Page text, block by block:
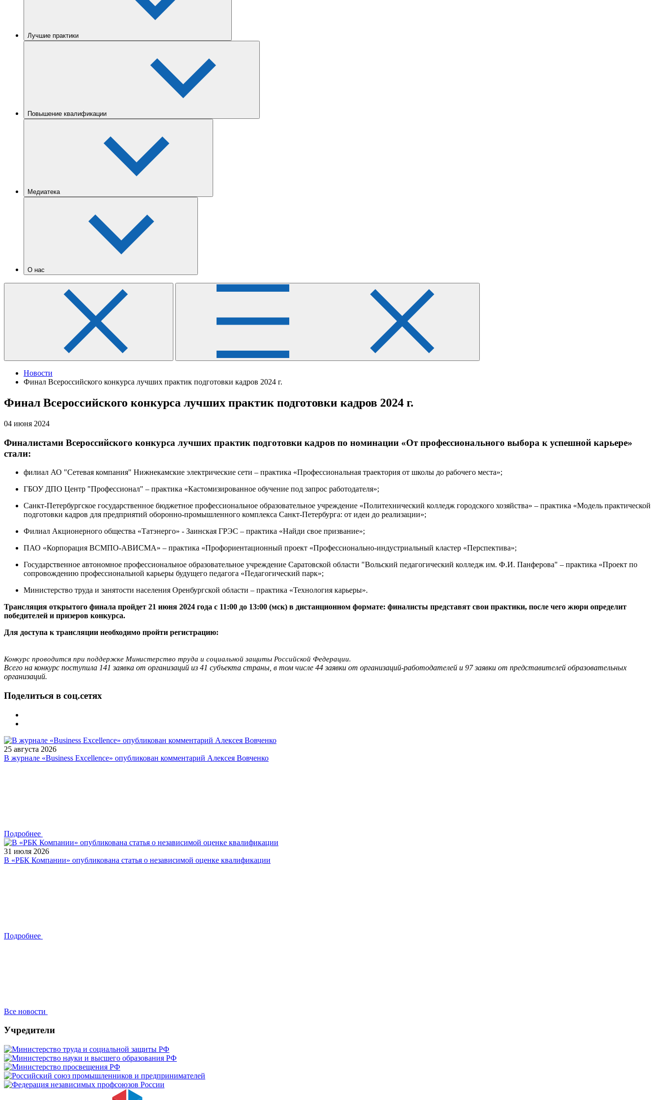
Лучшие практики
Повышение квалификации
Медиатека
О нас
Новости
Финал Всероссийского конкурса лучших практик подготовки кадров 2024 г.
Финал Всероссийского конкурса лучших практик подготовки кадров 2024 г.
04 июня 2024
Финалистами Всероссийского конкурса лучших практик подготовки кадров по номинации «От профессионального выбора к успешной карьере»
стали:
филиал АО "Сетевая компания" Нижнекамские электрические сети – практика «Профессиональная траектория от школы до рабочего места»;
ГБОУ ДПО Центр "Профессионал" – практика «Кастомизированное обучение под запрос работодателя»;
Санкт-Петербургское государственное бюджетное профессиональное образовательное учреждение «Политехнический колледж городского хозяйства» – практика «Модель практической
подготовки кадров для предприятий оборонно-промышленного комплекса Санкт-Петербурга: от идеи до реализации»;
Филиал Акционерного общества «Татэнерго» - Заинская ГРЭС – практика «Найди свое призвание»;
ПАО «Корпорация ВСМПО-АВИСМА» – практика «Профориентационный проект «Профессионально-индустриальный кластер «Перспектива»;
Государственное автономное профессиональное образовательное учреждение Саратовской области "Вольский педагогический колледж им. Ф.И. Панферова" – практика «Проект по
сопровождению профессиональной карьеры будущего педагога «Педагогический парк»;
Министерство труда и занятости населения Оренбургской области – практика «Технология карьеры».
Трансляция открытого финала пройдет 21 июня 2024 года с 11:00 до 13:00 (мск) в дистанционном формате: финалисты представят свои практики, после чего жюри определит
победителей и призеров конкурса.
Для доступа к трансляции необходимо пройти регистрацию:
Конкурс проводится при поддержке Министерство труда и социальной защиты Российской Федерации.
Всего на конкурс поступила 141 заявка от организаций из 41 субъекта страны, в том числе 44 заявки от организаций-работодателей и 97 заявки от представителей образовательных
организаций.
Поделиться в соц.сетях
25 августа 2026
В журнале «Business Excellence» опубликован комментарий Алексея Вовченко
Подробнее
31 июля 2026
В «РБК Компании» опубликована статья о независимой оценке квалификации
Подробнее
Все новости
Учредители